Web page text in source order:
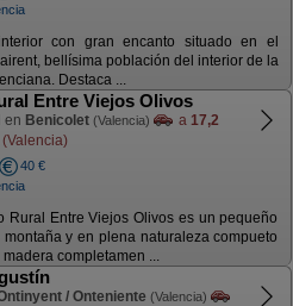
con gran encanto situado en el
bellísima población del interior de la
Destaca ...
Entre Viejos Olivos
en Benicolet (Valencia) a 17,2
40 €
Rural Entre Viejos Olivos es un pequeño
montaña y en plena naturaleza compueto
completamen ...
/ Onteniente (Valencia)